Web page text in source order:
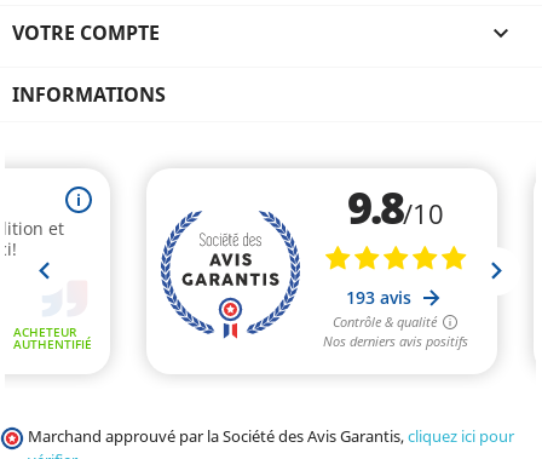
VOTRE COMPTE 
INFORMATIONS
Marchand approuvé par la Société des Avis Garantis,cliquez ici pour